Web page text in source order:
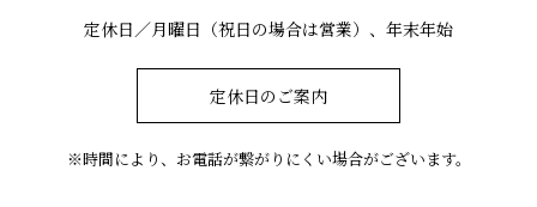
定休日／月曜日（祝日の場合は営業）、年末年始
定休日のご案内
※時間により、お電話が繋がりにくい場合がございます。